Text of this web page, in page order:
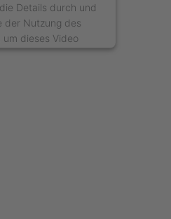
Details durch und
der Nutzung des
um dieses Video